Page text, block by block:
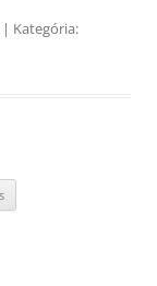
| Kategória: